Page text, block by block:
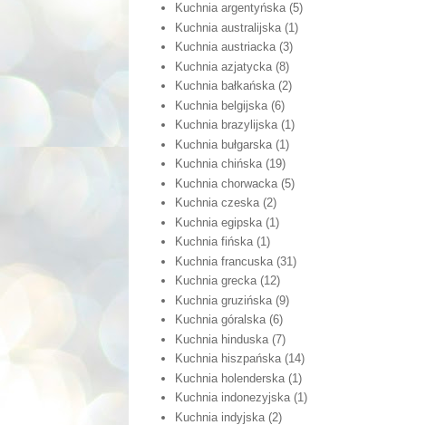
Kuchnia argentyńska (5)
Kuchnia australijska (1)
Kuchnia austriacka (3)
Kuchnia azjatycka (8)
Kuchnia bałkańska (2)
Kuchnia belgijska (6)
Kuchnia brazylijska (1)
Kuchnia bułgarska (1)
Kuchnia chińska (19)
Kuchnia chorwacka (5)
Kuchnia czeska (2)
Kuchnia egipska (1)
Kuchnia fińska (1)
Kuchnia francuska (31)
Kuchnia grecka (12)
Kuchnia gruzińska (9)
Kuchnia góralska (6)
Kuchnia hinduska (7)
Kuchnia hiszpańska (14)
Kuchnia holenderska (1)
Kuchnia indonezyjska (1)
Kuchnia indyjska (2)